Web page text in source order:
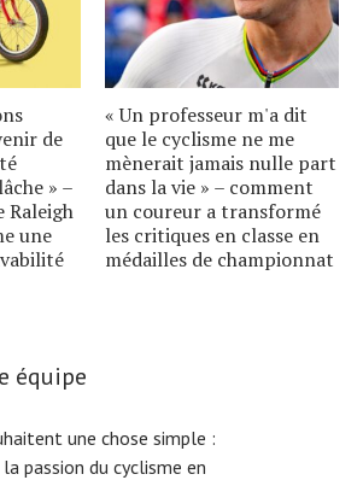
de
» –
Raleigh
une
« Un professeur m'a dit
que le cyclisme ne me
mènerait jamais nulle part
dans la vie » – comment
un coureur a transformé
les critiques en classe en
médailles de championnat
équipe
une chose simple :
passion du cyclisme en